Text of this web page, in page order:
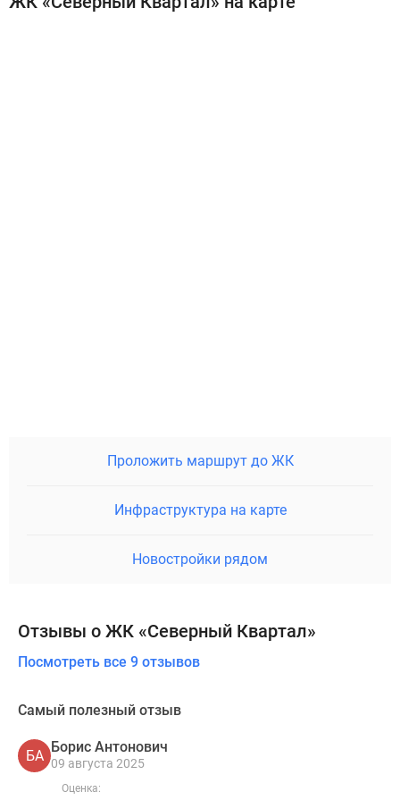
Проложить маршрут до ЖК
Инфраструктура на карте
Новостройки рядом
Отзывы о ЖК «Северный Квартал»
Посмотреть все 9 отзывов
Самый полезный отзыв
БА
Борис Антонович
09 августа 2025
Оценка: